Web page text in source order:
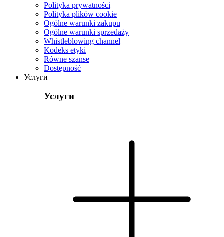
Polityka prywatności
Polityka plików cookie
Ogólne warunki zakupu
Ogólne warunki sprzedaży
Whistleblowing channel
Kodeks etyki
Równe szanse
Dostępność
Услуги
Услуги